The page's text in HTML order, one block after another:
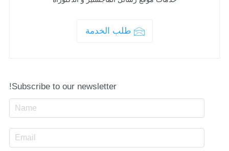
طلب الخدمة
Subscribe to our newsletter!